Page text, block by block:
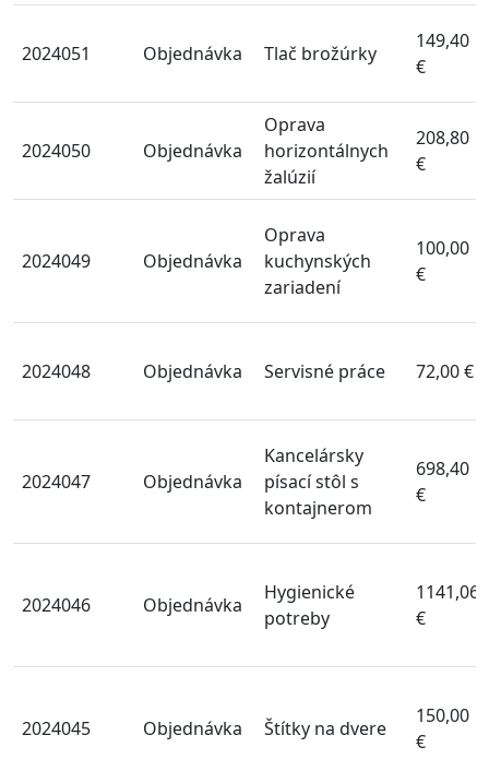
2024051 Objednávka Tlač brožúrky
149,40
€
2024050 Objednávka
Oprava
horizontálnych
žalúzií
208,80
€
2024049 Objednávka
Oprava
kuchynských
zariadení
100,00
€
2024048 Objednávka Servisné práce 72,00 €
2024047 Objednávka
Kancelársky
písací stôl s
kontajnerom
698,40
€
2024046 Objednávka
Hygienické
potreby
1141,06
€
2024045 Objednávka Štítky na dvere
150,00
€